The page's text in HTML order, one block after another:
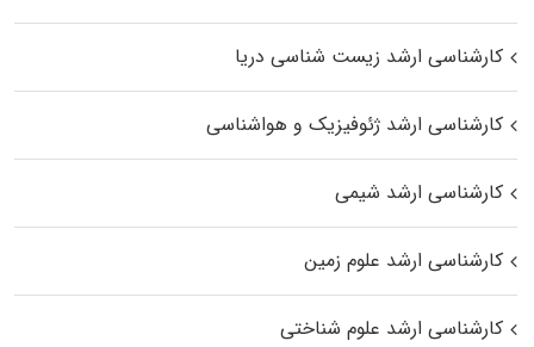
کارشناسی ارشد زیست‌ شناسی دریا
کارشناسی ارشد ژئوفیزیک و هواشناسی
کارشناسی ارشد شیمی
کارشناسی ارشد علوم زمین
کارشناسی ارشد علوم شناختی